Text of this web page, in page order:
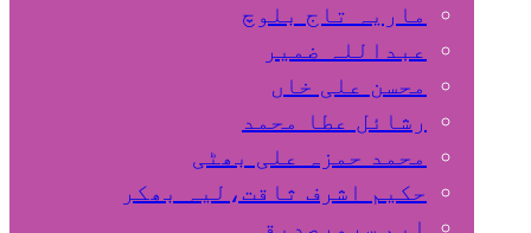
ماریہ تاج بلوچ
عبداللہ ضمیر
محسن علی خاں
رشائل عطا محمد
محمد حمزہ علی بھٹی
حکیم اشرف ثاقت،لیہ بھکر
ایم سرورصدیقی